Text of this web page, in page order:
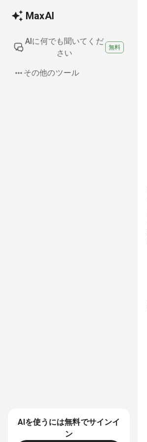
MaxAI
AIに何でも聞いてくだ
さい
無料
その他のツール
AIを使うには無料でサインイ
ン